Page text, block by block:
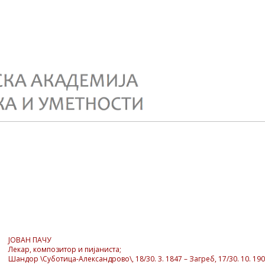
ЈОВАН ПАЧУ
Лекар, композитор и пијаниста;
Шандор \Суботица-Александрово\, 18/30. 3. 1847 – Загреб, 17/30. 10.